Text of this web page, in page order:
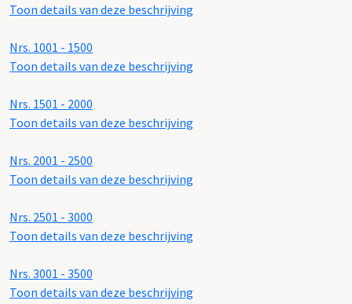
Toon details van deze beschrijving
Nrs. 1001 - 1500
Toon details van deze beschrijving
Nrs. 1501 - 2000
Toon details van deze beschrijving
Nrs. 2001 - 2500
Toon details van deze beschrijving
Nrs. 2501 - 3000
Toon details van deze beschrijving
Nrs. 3001 - 3500
Toon details van deze beschrijving